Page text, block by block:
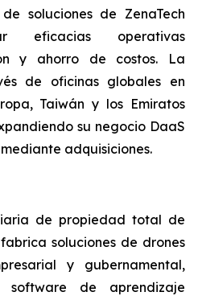
soluciones de ZenaTech
eficacias operativas
y ahorro de costos. La
de oficinas globales en
Taiwán y los Emiratos
su negocio DaaS
adquisiciones.
de propiedad total de
soluciones de drones
y gubernamental,
de aprendizaje